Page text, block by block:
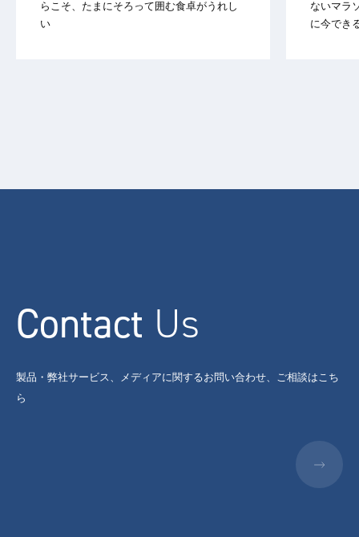
らこそ、たまにそろって囲む食卓がうれし
い
ないマラ
に今でき
Contact Us
製品・弊社サービス、メディアに関するお問い合わせ、ご相談はこち
ら